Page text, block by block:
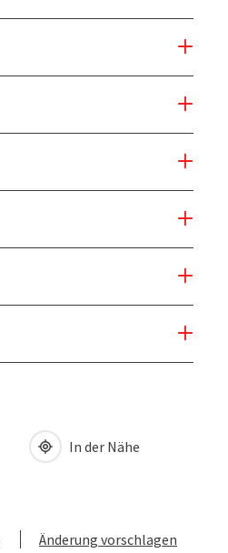
In der Nähe
Änderung vorschlagen